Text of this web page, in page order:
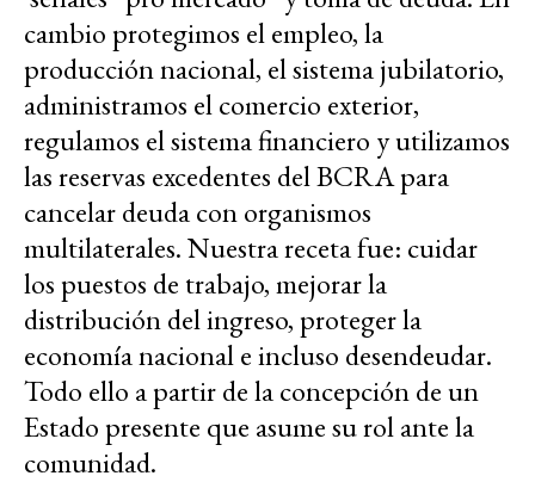
cambio protegimos el empleo, la
producción nacional, el sistema jubilatorio,
administramos el comercio exterior,
regulamos el sistema financiero y utilizamos
las reservas excedentes del BCRA para
cancelar deuda con organismos
multilaterales. Nuestra receta fue: cuidar
los puestos de trabajo, mejorar la
distribución del ingreso, proteger la
economía nacional e incluso desendeudar.
Todo ello a partir de la concepción de un
Estado presente que asume su rol ante la
comunidad.